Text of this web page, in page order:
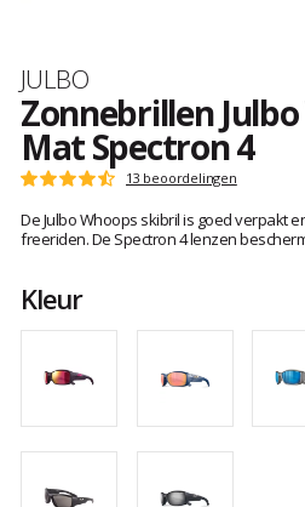
Merk
JULBO
Zonnebrillen
Mat Spectron 4
Het
van
klanten
Score
:
4.3
op
13 beoordelingen
De Julbo Whoops skibril is goed verpakt
freeriden. De Spectron 4 lenzen
Kleur